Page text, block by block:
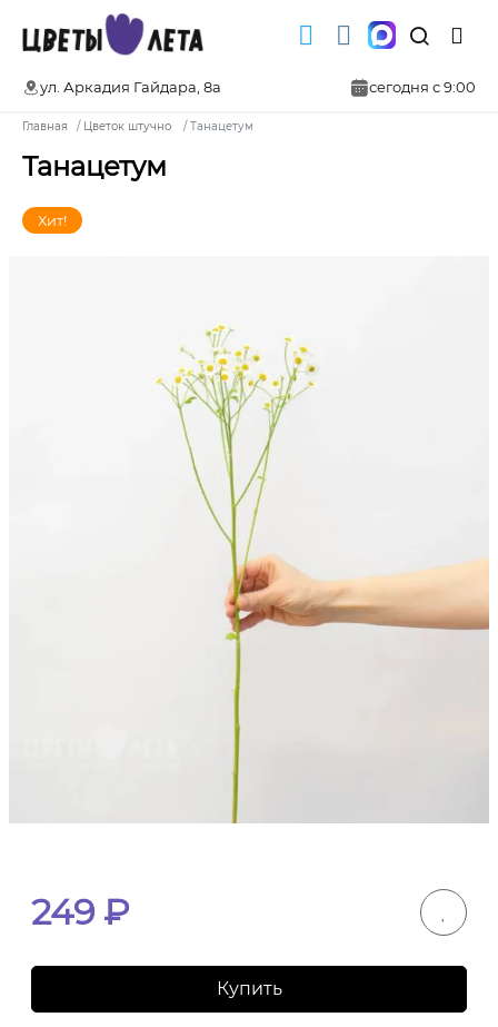
ул. Аркадия Гайдара, 8а сегодня с 9:00
Главная Цветок штучно Танацетум
Танацетум
Хит!
249 ₽
Купить